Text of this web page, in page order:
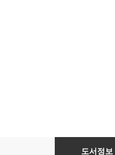
한편 1호 세대
도서정보